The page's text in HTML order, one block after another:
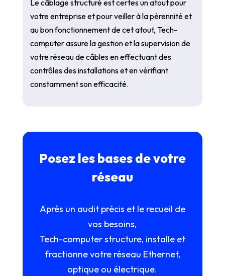
Le câblage structuré est certes un atout pour
votre entreprise et pour veiller à la pérennité et
au bon fonctionnement de cet atout, Tech-
computer assure la gestion et la supervision de
votre réseau de câbles en effectuant des
contrôles des installations et en vérifiant
constamment son efficacité.
Posez les bases de votre
réseau
Après un audit précis et le recueil de
vos besoins,
Tech-computer structure, installe et
fractionne votre réseau Ethernet,
optique ou électrique.